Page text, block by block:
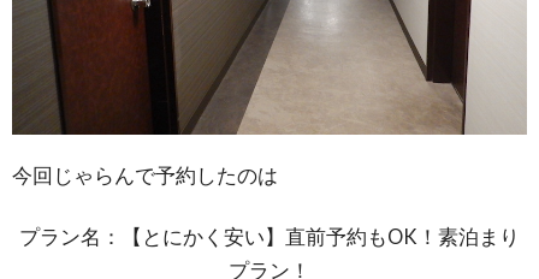
今回じゃらんで予約したのは
プラン名：【とにかく安い】直前予約もOK！素泊まり
プラン！